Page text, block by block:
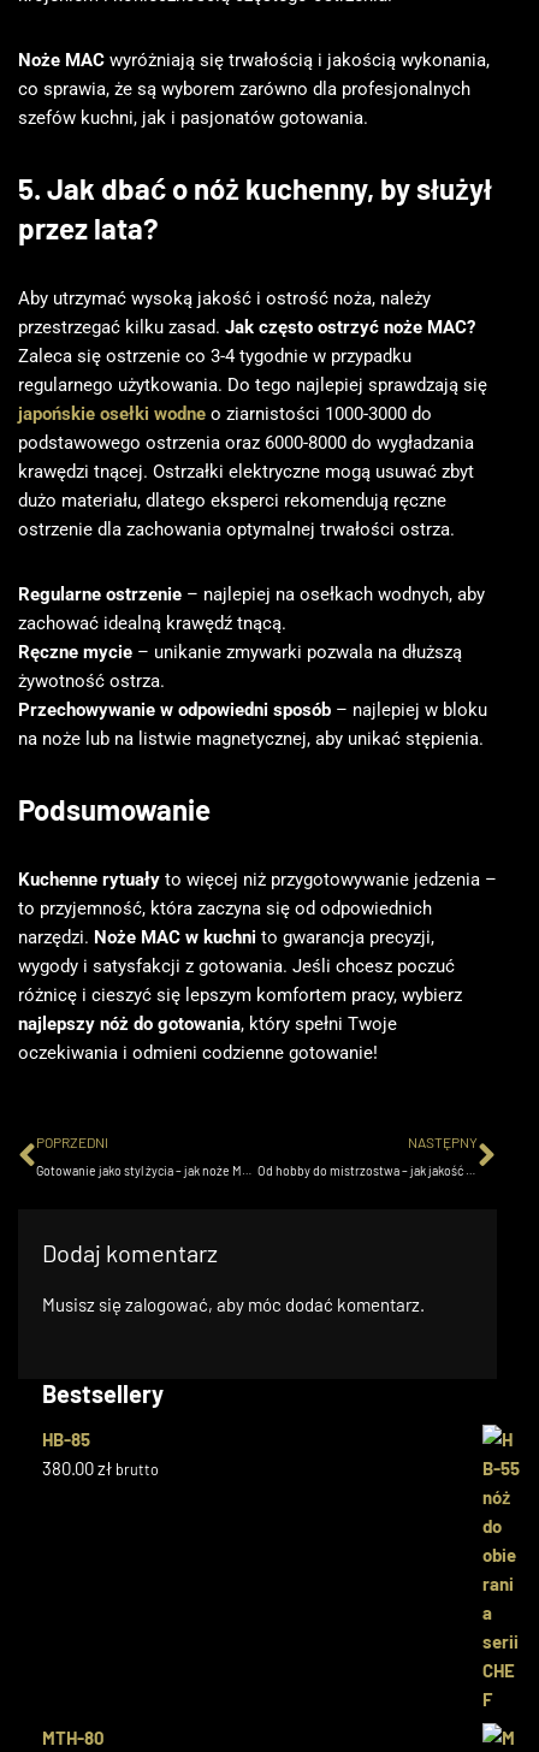
Noże MAC wyróżniają się trwałością i jakością wykonania,
co sprawia, że są wyborem zarówno dla profesjonalnych
szefów kuchni, jak i pasjonatów gotowania.
5. Jak dbać o nóż kuchenny, by służył
przez lata?
Aby utrzymać wysoką jakość i ostrość noża, należy
przestrzegać kilku zasad. Jak często ostrzyć noże MAC?
Zaleca się ostrzenie co 3-4 tygodnie w przypadku
regularnego użytkowania. Do tego najlepiej sprawdzają się
japońskie osełki wodne o ziarnistości 1000-3000 do
podstawowego ostrzenia oraz 6000-8000 do wygładzania
krawędzi tnącej. Ostrzałki elektryczne mogą usuwać zbyt
dużo materiału, dlatego eksperci rekomendują ręczne
ostrzenie dla zachowania optymalnej trwałości ostrza.
Regularne ostrzenie – najlepiej na osełkach wodnych, aby
zachować idealną krawędź tnącą.
Ręczne mycie – unikanie zmywarki pozwala na dłuższą
żywotność ostrza.
Przechowywanie w odpowiedni sposób – najlepiej w bloku
na noże lub na listwie magnetycznej, aby unikać stępienia.
Podsumowanie
Kuchenne rytuały to więcej niż przygotowywanie jedzenia –
to przyjemność, która zaczyna się od odpowiednich
narzędzi. Noże MAC w kuchni to gwarancja precyzji,
wygody i satysfakcji z gotowania. Jeśli chcesz poczuć
różnicę i cieszyć się lepszym komfortem pracy, wybierz
najlepszy nóż do gotowania, który spełni Twoje
oczekiwania i odmieni codzienne gotowanie!
POPRZEDNI
Gotowanie jako styl życia – jak noże MAC zmieniają codzienne obowiązki w kulinarną pasję
NASTĘPNY
Od hobby do mistrzostwa – jak jakość noży kuchennych wspiera rozwój kulinarnych umiejętności
Dodaj komentarz
Musisz się zalogować, aby móc dodać komentarz.
Bestsellery
HB-85
380.00zł brutto
MTH-80